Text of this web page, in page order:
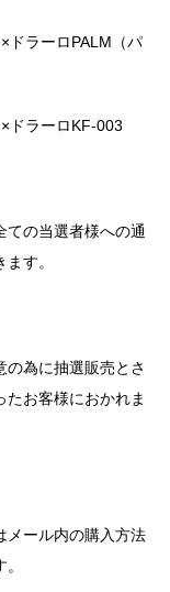
ドラーロPALM（パ
ドラーロKF-003
ての当選者様への通
す。
為に抽選販売とさ
お客様におかれま
メール内の購入方法